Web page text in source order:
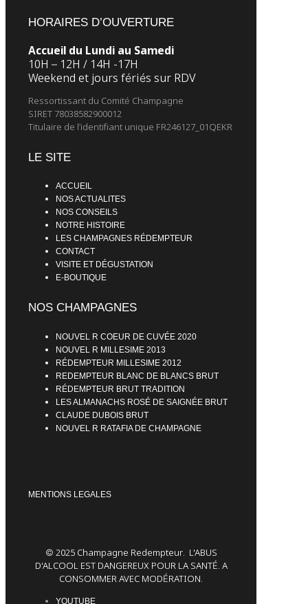
HORAIRES D’OUVERTURE
Accueil du Lundi au Samedi
10H – 12H / 14H -17H
Weekend et jours fériés sur RDV
Ressortissant du Comité Champagne
SIRET 78038582900012
Titulaire de l’identifiant unique FR246127_01QEKR
LE SITE
ACCUEIL
NOS ACTUALITES
NOS CONSEILS
NOTRE HISTOIRE
LES CHAMPAGNES RÉDEMPTEUR
CONTACT
VISITE ET DÉGUSTATION
E-BOUTIQUE
NOS CHAMPAGNES
NOUVEL R COEUR DE CUVÉE 2020
NOUVEL R MILLESIME 2013
RÉDEMPTEUR MILLESIME 2012
REDEMPTEUR BLANC DE BLANCS BRUT
RÉDEMPTEUR BRUT TRADITION
LES ALMANACHS ROSÉ DE SAIGNÉE BRUT
CLAUDE DUBOIS BRUT
NOUVEL R RATAFIA DE CHAMPAGNE
MENTIONS LEGALES
© 2025 Champagne Redempteur. L'ABUS
D'ALCOOL EST DANGEREUX POUR LA SANTÉ. A
CONSOMMER AVEC MODÉRATION.
YOUTUBE